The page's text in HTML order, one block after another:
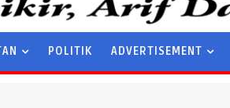
POLITIK ADVERTISEMENT